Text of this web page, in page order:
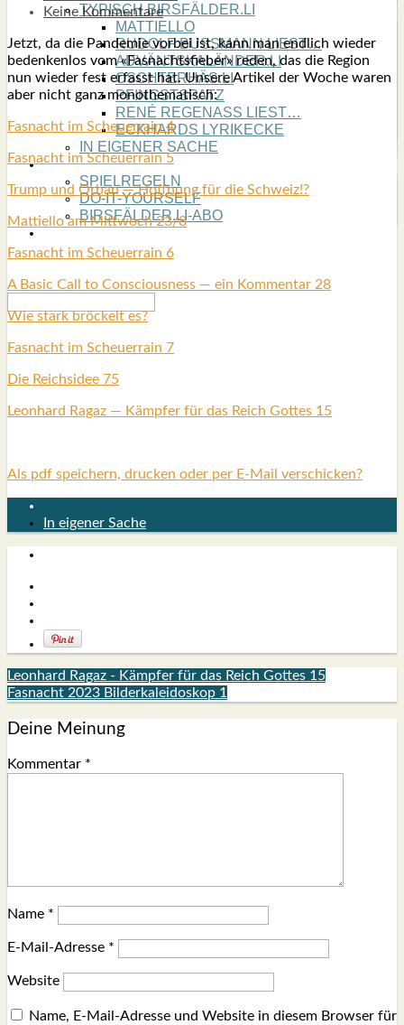
TYPISCH BIRSFÄLDER.LI
MATTIELLO
RUDOLF BUSS­MANN LIEST…
ADVÄNTSKALÄNDER.LI
OSCHTERHÄS.LI
PFINGST­SPATZ
RENÉ REGEN­ASS LIEST…
ECK­HARDS LYRIK­ECKE
IN EIGE­NER SACHE
SO GOOT’S
SPIEL­RE­GELN
DO-IT-YOUR­S­ELF
BIRSFÄLDER.LI-ABO
SHOUT­BOX
Keine Kommentare
Jetzt, da die Pan­de­mie vor­bei ist, kann man end­lich wie­der
beden­ken­los vom «Fas­nachts­fie­ber» reden, das die Regi­on
nun wie­der fest erfasst hat. Unse­re Arti­kel der Woche waren
aber nicht ganz mono­the­ma­tisch:
Fas­nacht im Scheu­er­rain 4
Fas­nacht im Scheu­er­rain 5
Trump und Orban — Hoff­nung für die Schweiz!?
Mat­ti­el­lo am Mitt­woch 23/8
Fas­nacht im Scheu­er­rain 6
A Basic Call to Con­scious­ness — ein Kom­men­tar 28
Wie stark brö­ckelt es?
Fas­nacht im Scheu­er­rain 7
Die Reichs­idee 75
Leon­hard Ragaz — Kämp­fer für das Reich Got­tes 15
Als pdf speichern, drucken oder per E-Mail verschicken?
In eigener Sache
Leonhard Ragaz - Kämpfer für das Reich Gottes 15
Fasnacht 2023 Bilderkaleidoskop 1
Deine Meinung
Kommentar *
Name *
E-Mail-Adresse *
Website
Name, E-Mail-Adresse und Website in diesem Browser für